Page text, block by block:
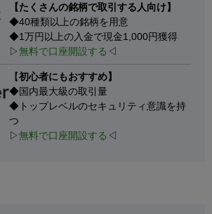
【たくさんの銘柄で取引する人向け】
◆40種類以上の銘柄を用意
◆1万円以上の入金で現金1,000円獲得
▷無料で口座開設する ◁
【初心者にもおすすめ】
◆国内最大級の取引量
◆トップレベルのセキュリティ意識を持
つ
▷無料で口座開設する ◁